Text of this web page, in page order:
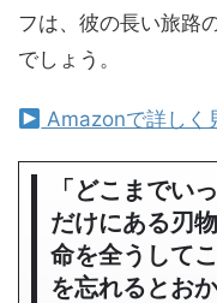
フは、彼の長い旅路
でしょう。
Amazonで詳しく
「どこまでい
だけにある刃
命を全うして
を忘れるとお